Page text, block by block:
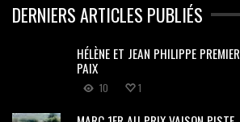
DERNIERS ARTICLES PUBLIÉS
HÉLÈNE ET JEAN PHILIPPE
PAIX
10 1